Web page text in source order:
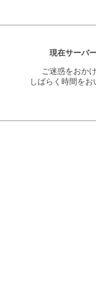
現在サーバ
ご迷惑をおか
しばらく時間を